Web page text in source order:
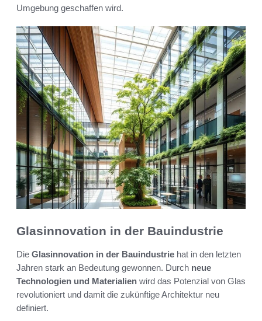
Umgebung geschaffen wird.
Glasinnovation in der Bauindustrie
Die Glasinnovation in der Bauindustrie hat in den letzten
Jahren stark an Bedeutung gewonnen. Durch neue
Technologien und Materialien wird das Potenzial von Glas
revolutioniert und damit die zukünftige Architektur neu
definiert.